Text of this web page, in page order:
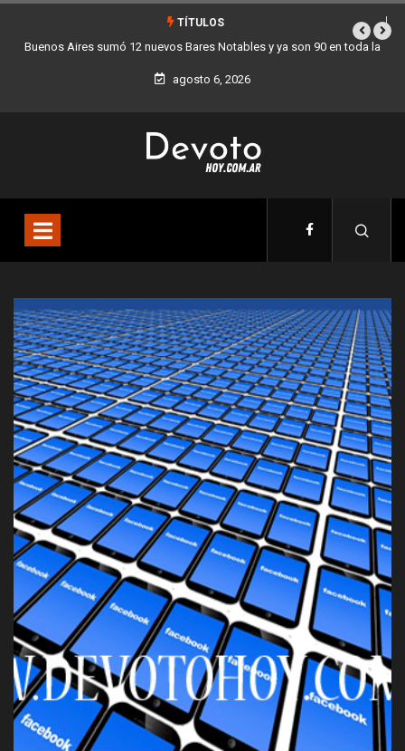
TÍTULOS
y ya son 90 en toda la
Los stands móviles de la Ciudad llegan
agosto 6, 2026